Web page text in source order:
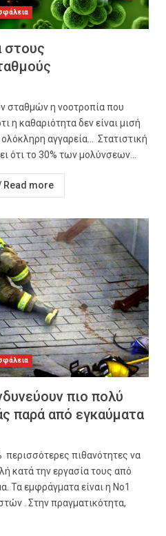
στους
σταθμών η νοοτροπία που
η καθαριότητα δεν είναι μισή
αγγαρεία… Στατιστική
ότι το 30% των μολύνσεων...
Read more
πιο πολύ
παρά από εγκαύματα
πιθανότητες να
κατά την εργασία τους από
Τα εμφράγματα είναι η Νο1
. Στην πραγματικότητα,